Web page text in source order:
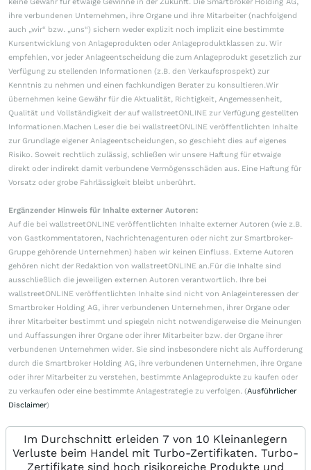
keine Gewähr für etwaige Gewinne in der Zukunft. Die Smartbroker Holding AG,
ihre verbundenen Unternehmen, ihre Organe und ihre Mitarbeiter (nachfolgend
auch „wir“ bzw. „uns“) sichern weder explizit noch implizit eine bestimmte
Kursentwicklung von Anlageprodukten oder Anlageproduktklassen zu. Wir
empfehlen, vor jeder Anlageentscheidung die zum Anlageprodukt gesetzlich zur
Verfügung zu stellenden Informationen (z.B. den Verkaufsprospekt) zur
Kenntnis zu nehmen und einen fachkundigen Berater zu konsultieren.Wir
übernehmen keine Gewähr für die Aktualität, Richtigkeit, Angemessenheit,
Qualität und Vollständigkeit der auf wallstreetONLINE zur Verfügung gestellten
Informationen.Machen Leser die bei wallstreetONLINE veröffentlichten Inhalte
zur Grundlage eigener Anlageentscheidungen, so geschieht dies auf eigenes
Risiko. Soweit rechtlich zulässig, schließen wir unsere Haftung für etwaige
direkt oder indirekt damit verbundene Vermögensschäden aus. Eine Haftung für
Vorsatz oder grobe Fahrlässigkeit bleibt unberührt.
Ergänzender Hinweis für Inhalte externer Autoren:
Auf die bei wallstreetONLINE veröffentlichten Inhalte externer Autoren (wie z.B.
von Gastkommentatoren, Nachrichtenagenturen oder nicht zur Smartbroker-
Gruppe gehörende Unternehmen) haben wir keinen Einfluss. Externe Autoren
gehören nicht der Redaktion von wallstreetONLINE an.Für die Inhalte sind
ausschließlich die jeweiligen externen Autoren verantwortlich. Ihre bei
wallstreetONLINE veröffentlichten Inhalte sind nicht von Anlageinteressen der
Smartbroker Holding AG, ihrer verbundenen Unternehmen, ihrer Organe oder
ihrer Mitarbeiter bestimmt und spiegeln nicht notwendigerweise die Meinungen
und Auffassungen ihrer Organe oder ihrer Mitarbeiter bzw. der Organe ihrer
verbundenen Unternehmen wider. Sie sind insbesondere nicht als Aufforderung
durch die Smartbroker Holding AG, ihre verbundenen Unternehmen, ihre Organe
oder ihrer Mitarbeiter zu verstehen, bestimmte Anlageprodukte zu kaufen oder
zu verkaufen oder eine bestimmte Anlagestrategie zu verfolgen. (Ausführlicher
Disclaimer)
Im Durchschnitt erleiden 7 von 10 Kleinanlegern
Verluste beim Handel mit Turbo-Zertifikaten. Turbo-
Zertifikate sind hoch risikoreiche Produkte und